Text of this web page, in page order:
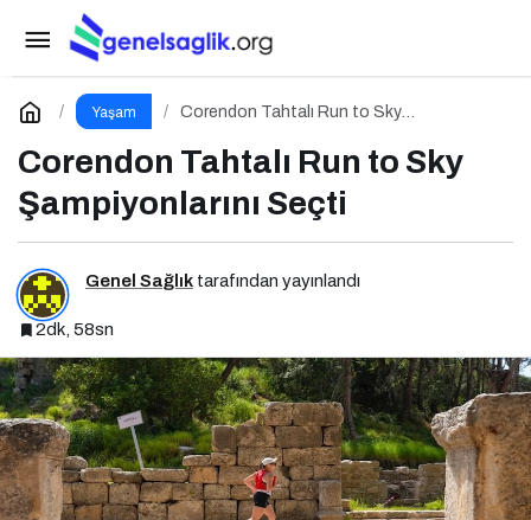
Yaşam
Corendon Tahtalı Run to Sky
Corendon Tahtalı Run to Sky
Şampiyonlarını Seçti
Genel Sağlık tarafından yayınlandı
2dk, 58sn
27’nin Ardında: İçimde Sessizce Çoğalan
HayatYorum Yap